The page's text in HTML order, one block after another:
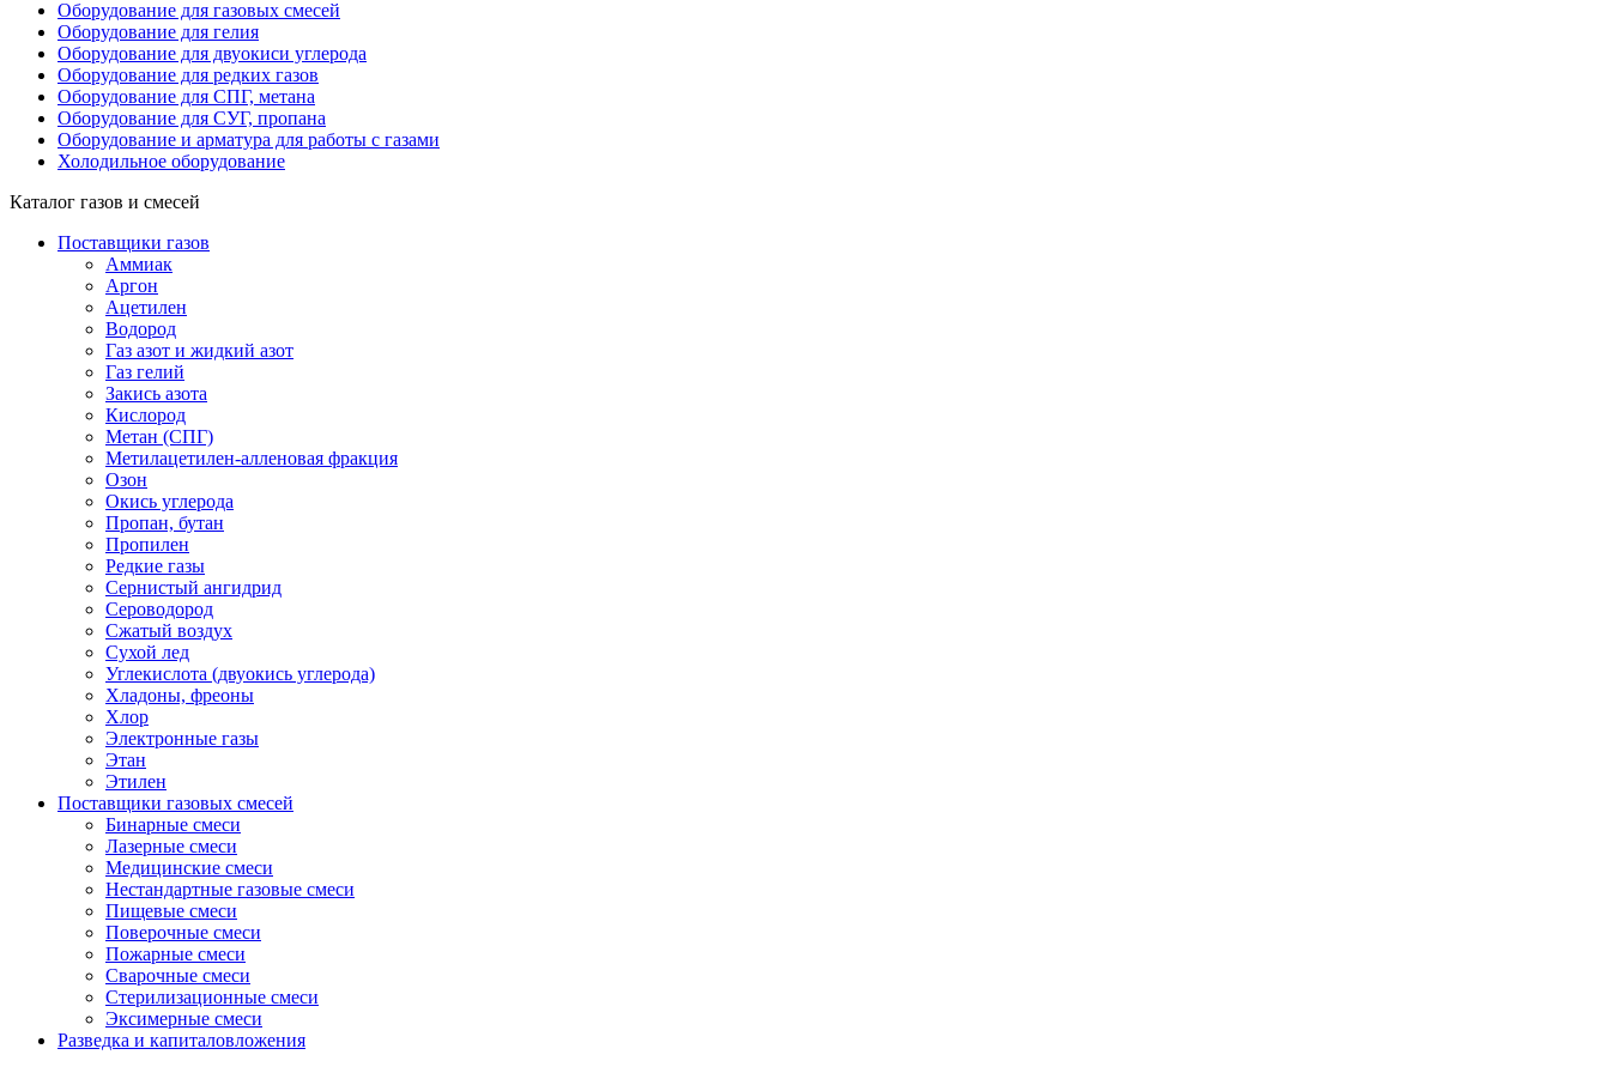
Оборудование для газовых смесей
Оборудование для гелия
Оборудование для двуокиси углерода
Оборудование для редких газов
Оборудование для СПГ, метана
Оборудование для СУГ, пропана
Оборудование и арматура для работы с газами
Холодильное оборудование
Каталог газов и смесей
Поставщики газов
Аммиак
Аргон
Ацетилен
Водород
Газ азот и жидкий азот
Газ гелий
Закись азота
Кислород
Метан (СПГ)
Метилацетилен-алленовая фракция
Озон
Окись углерода
Пропан, бутан
Пропилен
Редкие газы
Сернистый ангидрид
Сероводород
Сжатый воздух
Сухой лед
Углекислота (двуокись углерода)
Хладоны, фреоны
Хлор
Электронные газы
Этан
Этилен
Поставщики газовых смесей
Бинарные смеси
Лазерные смеси
Медицинские смеси
Нестандартные газовые смеси
Пищевые смеси
Поверочные смеси
Пожарные смеси
Сварочные смеси
Стерилизационные смеси
Эксимерные смеси
Разведка и капиталовложения